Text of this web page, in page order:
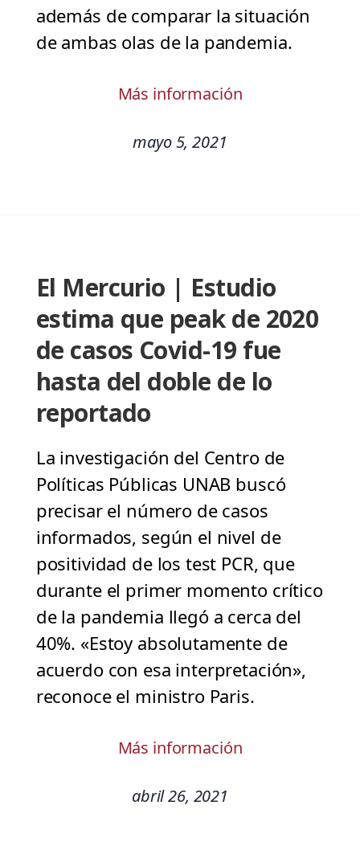
además de comparar la situación
de ambas olas de la pandemia.
Más información
mayo 5, 2021
El Mercurio | Estudio
estima que peak de 2020
de casos Covid-19 fue
hasta del doble de lo
reportado
La investigación del Centro de
Políticas Públicas UNAB buscó
precisar el número de casos
informados, según el nivel de
positividad de los test PCR, que
durante el primer momento crítico
de la pandemia llegó a cerca del
40%. «Estoy absolutamente de
acuerdo con esa interpretación»,
reconoce el ministro Paris.
Más información
abril 26, 2021